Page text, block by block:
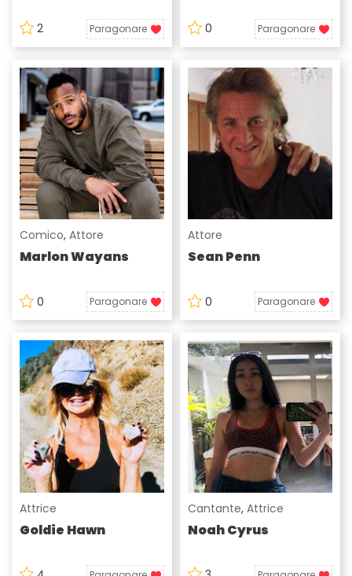
2 Paragonare 0 Paragonare
Comico, Attore
Marlon Wayans
0 Paragonare
Attore
Sean Penn
0 Paragonare
Attrice
Goldie Hawn
Cantante, Attrice
Noah Cyrus